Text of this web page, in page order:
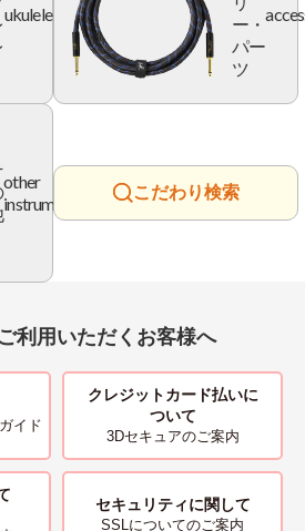
ukulele
ー・
パー
ツ
other
instrument
こだわり検索
利用いただくお客様へ
イド
クレジットカード払いに
ついて
3Dセキュアのご案内
セキュリティに関して
SSLについてのご案内